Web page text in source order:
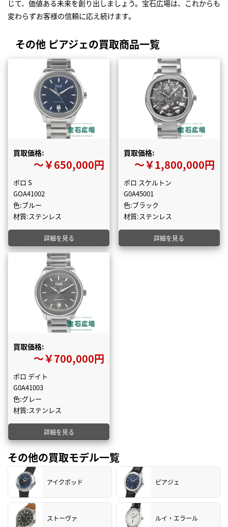
じて、価値ある未来を創り出しましょう。宝石広場は、これからも
変わらずお客様の信頼に応え続けます。
その他 ピアジェの買取商品一覧
買取価格:
〜￥650,000円
ポロ S
GOA41002
色:ブルー
材質:ステンレス
詳細を見る
買取価格:
〜￥1,800,000円
ポロ スケルトン
G0A45001
色:ブラック
材質:ステンレス
詳細を見る
買取価格:
〜￥700,000円
ポロ デイト
G0A41003
色:グレー
材質:ステンレス
詳細を見る
その他の買取モデル一覧
アイクポッド ピアジェ
ストーヴァ ルイ・エラール